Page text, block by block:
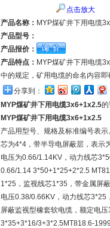
点击放大
产品名称： MYP煤矿井下用电缆
产品型号：
产品报价：
产品特点： MYP煤矿井下用电缆
中的规定，矿用电缆的命名内容
分享到：
MYP煤矿井下用电缆3x6+1x2.5
MYP煤矿井下用电缆3x6+1x2.5
产品用型号、规格及标准编号表
芯为4*4，带半导电屏蔽层，表示
电压为0.66/1.14KV，动力线芯
0.66/1.14 3*50+1*25+2*2.5
1*25，监视线芯1*35，带金属屏
电压0.38/0.66KV，动力线芯
屏蔽监视型橡套软电缆，额定电
3*35+3*16/3+3*2.5MT818.6-